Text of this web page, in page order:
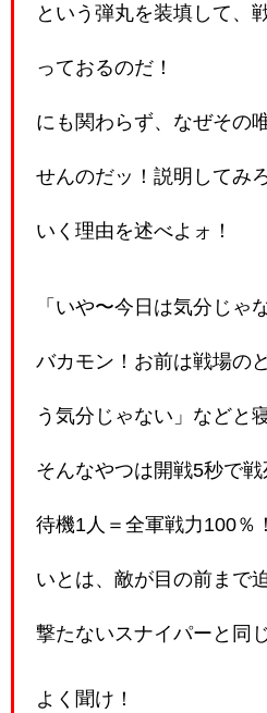
という弾丸を装填して、
っておるのだ！
にも関わらず、なぜその
せんのだッ！説明してみ
いく理由を述べよォ！
「いや〜今日は気分じゃ
バカモン！お前は戦場の
う気分じゃない」などと
そんなやつは開戦5秒で戦
待機1人＝全軍戦力100％
いとは、敵が目の前まで
撃たないスナイパーと同
よく聞け！